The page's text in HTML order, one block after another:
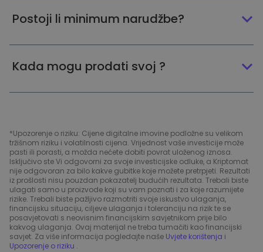
Postoji li minimum narudžbe?
Kada mogu prodati svoj ?
*Upozorenje o riziku: Cijene digitalne imovine podložne su velikom
tržišnom riziku i volatilnosti cijena. Vrijednost vaše investicije može
pasti ili porasti, a možda nećete dobiti povrat uloženog iznosa.
Isključivo ste Vi odgovorni za svoje investicijske odluke, a Kriptomat
nije odgovoran za bilo kakve gubitke koje možete pretrpjeti. Rezultati
iz prošlosti nisu pouzdan pokazatelj budućih rezultata. Trebali biste
ulagati samo u proizvode koji su vam poznati i za koje razumijete
rizike. Trebali biste pažljivo razmotriti svoje iskustvo ulaganja,
financijsku situaciju, ciljeve ulaganja i toleranciju na rizik te se
posavjetovati s neovisnim financijskim savjetnikom prije bilo
kakvog ulaganja. Ovaj materijal ne treba tumačiti kao financijski
savjet. Za više informacija pogledajte naše Uvjete korištenja i
Upozorenje o riziku .